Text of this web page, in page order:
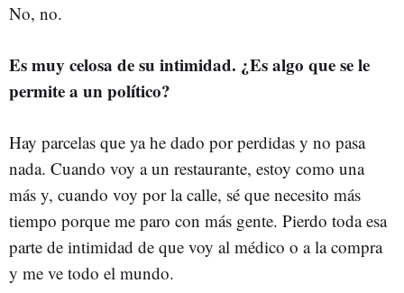
No, no.
Es muy celosa de su intimidad. ¿Es algo que se le
permite a un político?
Hay parcelas que ya he dado por perdidas y no pasa
nada. Cuando voy a un restaurante, estoy como una
más y, cuando voy por la calle, sé que necesito más
tiempo porque me paro con más gente. Pierdo toda esa
parte de intimidad de que voy al médico o a la compra
y me ve todo el mundo.